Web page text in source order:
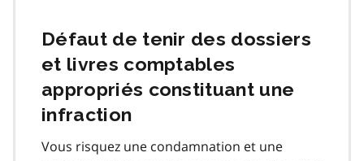
Défaut de tenir des dossiers
et livres comptables
appropriés constituant une
infraction
Vous risquez une condamnation et une